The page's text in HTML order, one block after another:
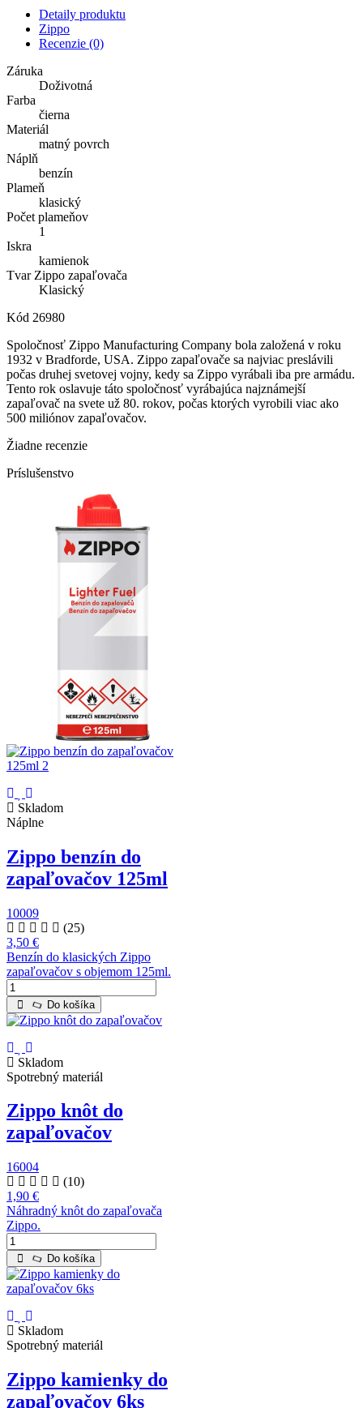
Detaily produktu
Zippo
Recenzie (0)
Záruka
Doživotná
Farba
čierna
Materiál
matný povrch
Náplň
benzín
Plameň
klasický
Počet plameňov
1
Iskra
kamienok
Tvar Zippo zapaľovača
Klasický
Kód 26980
Spoločnosť Zippo Manufacturing Company bola založená v roku
1932 v Bradforde, USA. Zippo zapaľovače sa najviac preslávili
počas druhej svetovej vojny, kedy sa Zippo vyrábali iba pre armádu.
Tento rok oslavuje táto spoločnosť vyrábajúca najznámejší
zapaľovač na svete už 80. rokov, počas ktorých vyrobili viac ako
500 miliónov zapaľovačov.
Žiadne recenzie
Príslušenstvo
Skladom
Náplne
Zippo benzín do
zapaľovačov 125ml
10009
(25)
3,50 €
Benzín do klasických Zippo
zapaľovačov s objemom 125ml.
Do košíka
Skladom
Spotrebný materiál
Zippo knôt do
zapaľovačov
16004
(10)
1,90 €
Náhradný knôt do zapaľovača
Zippo.
Do košíka
Skladom
Spotrebný materiál
Zippo kamienky do
zapaľovačov 6ks